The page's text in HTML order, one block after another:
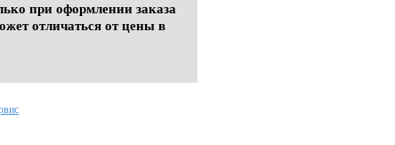
при оформлении заказа
отличаться от цены в